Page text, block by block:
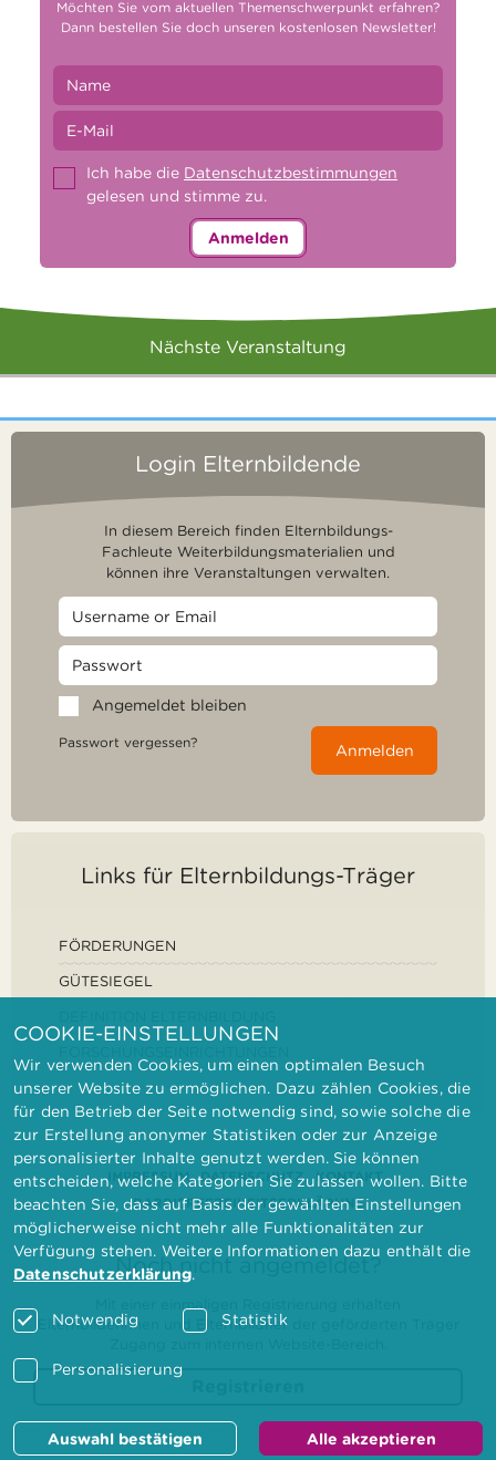
Möchten Sie vom aktuellen Themenschwerpunkt erfahren?
Dann bestellen Sie doch unseren kostenlosen Newsletter!
Ich habe die Datenschutzbestimmungen
gelesen und stimme zu.
Anmelden
Nächste Veranstaltung
Login Elternbildende
In diesem Bereich finden Elternbildungs-
Fachleute Weiterbildungsmaterialien und
können ihre Veranstaltungen verwalten.
Angemeldet bleiben
Passwort vergessen? Anmelden
Links für Elternbildungs-Träger
FÖRDERUNGEN
GÜTESIEGEL
IMPRESSUM DATENSCHUTZ
KONTAKT
BARRIEREFREIHEITSERKLÄRUNG
Noch nicht angemeldet?
Mit einer einmaligen Registrierung erhalten
Elternbilderinnen und Elternbildner der geförderten Träger
COOKIE-EINSTELLUNGEN
Wir verwenden Cookies, um einen optimalen Besuch
unserer Website zu ermöglichen. Dazu zählen Cookies, die
für den Betrieb der Seite notwendig sind, sowie solche die
zur Erstellung anonymer Statistiken oder zur Anzeige
personalisierter Inhalte genutzt werden. Sie können
entscheiden, welche Kategorien Sie zulassen wollen. Bitte
beachten Sie, dass auf Basis der gewählten Einstellungen
möglicherweise nicht mehr alle Funktionalitäten zur
Verfügung stehen. Weitere Informationen dazu enthält die
Datenschutzerklärung.
Notwendig Statistik
Personalisierung
Auswahl bestätigen Alle akzeptieren